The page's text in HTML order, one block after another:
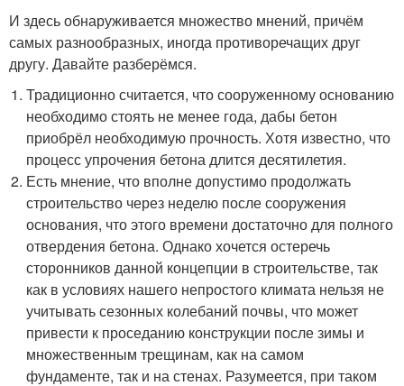
И здесь обнаруживается множество мнений, причём
самых разнообразных, иногда противоречащих друг
другу. Давайте разберёмся.
Традиционно считается, что сооруженному основанию
необходимо стоять не менее года, дабы бетон
приобрёл необходимую прочность. Хотя известно, что
процесс упрочения бетона длится десятилетия.
Есть мнение, что вполне допустимо продолжать
строительство через неделю после сооружения
основания, что этого времени достаточно для полного
отвердения бетона. Однако хочется остеречь
сторонников данной концепции в строительстве, так
как в условиях нашего непростого климата нельзя не
учитывать сезонных колебаний почвы, что может
привести к проседанию конструкции после зимы и
множественным трещинам, как на самом
фундаменте, так и на стенах. Разумеется, при таком